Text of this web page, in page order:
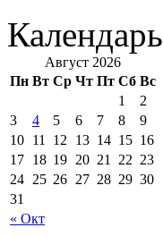
Календарь
Август 2026
Пн Вт Ср Чт Пт Сб Вс
« Окт
1
2
3
4 5 6 7 8
9
10 11 12 13 14 15 16
17 18 19 20 21 22 23
24 25 26 27 28 29 30
31